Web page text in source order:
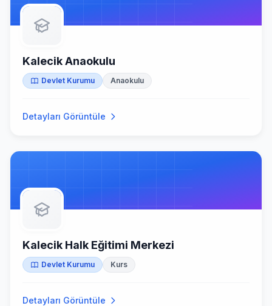
Kalecik Anaokulu
Devlet Kurumu Anaokulu
Detayları Görüntüle
Kalecik Halk Eğitimi Merkezi
Devlet Kurumu Kurs
Detayları Görüntüle